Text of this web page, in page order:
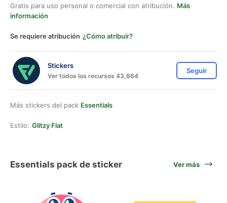
Gratis para uso personal o comercial con atribución. Más
información
Se requiere atribución ¿Cómo atribuir?
Stickers
Ver todos los recursos 43,864
Seguir
Más stickers del pack Essentials
Estilo: Glitzy Flat
Essentials pack de sticker Ver más